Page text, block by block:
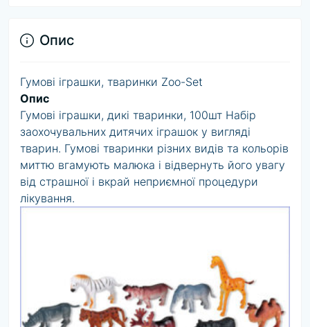
Опис
Гумові іграшки, тваринки Zoo-Set
Опис
Гумові іграшки, дикі тваринки, 100шт Набір
заохочувальних дитячих іграшок у вигляді
тварин. Гумові тваринки різних видів та кольорів
миттю вгамують малюка і відвернуть його увагу
від страшної і вкрай неприємної процедури
лікування.